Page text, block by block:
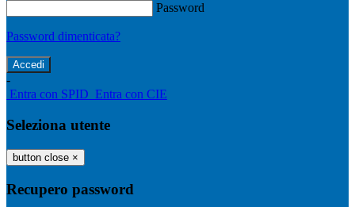
Password
Password dimenticata?
-
Entra con SPID Entra con CIE
Seleziona utente
button close ×
Recupero password